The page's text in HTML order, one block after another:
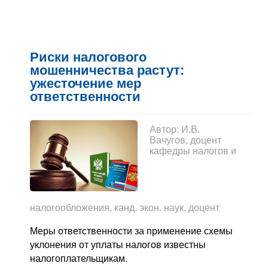
Риски налогового
мошенничества растут:
ужесточение мер
ответственности
Автор: И.В.
Вачугов, доцент
кафедры налогов и
налогообложения, канд. экон. наук, доцент
Меры ответственности за применение схемы
уклонения от уплаты налогов известны
налогоплательщикам.